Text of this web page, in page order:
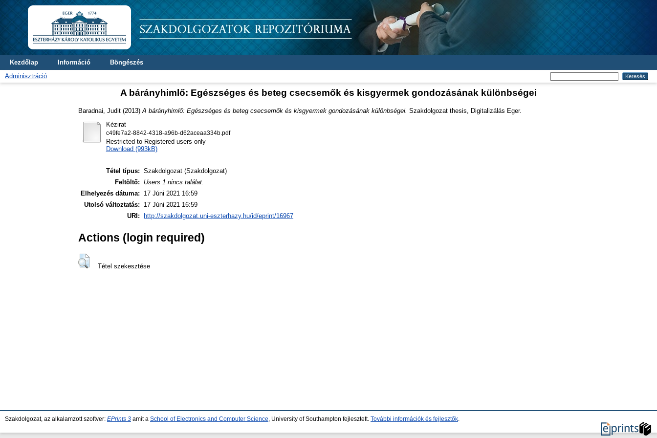
Kezdőlap Információ
Böngészés
Adminisztráció
A bárányhimlő: Egészséges és beteg csecsemők és kisgyermek gondozásának különbségei
Baradnai, Judit (2013) A bárányhimlő: Egészséges és beteg csecsemők és kisgyermek gondozásának különbségei. Szakdolgozat thesis, Digitalizálás Eger.
Kézirat
c49fe7a2-8842-4318-a96b-d62aceaa334b.pdf
Restricted to Registered users only
Download (993kB)
Tétel típus: Szakdolgozat (Szakdolgozat)
Feltöltő:
Users 1 nincs találat.
Elhelyezés dátuma:
17 Júni 2021 16:59
Utolsó változtatás:
17 Júni 2021 16:59
URI:
http://szakdolgozat.uni-eszterhazy.hu/id/eprint/16967
Actions (login required)
Tétel szekesztése
Szakdolgozat, az alkalamzott szoftver: EPrints 3 amit a School of Electronics and Computer Science , University of Southampton fejlesztett. További információk és fejlesztők